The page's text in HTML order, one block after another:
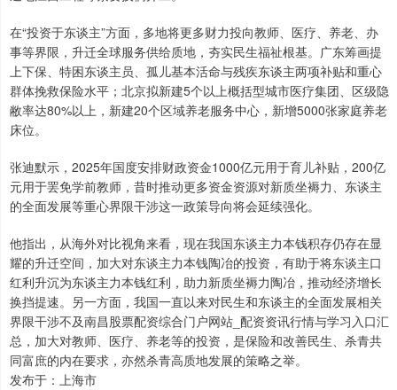
在“投资于东谈主”方面，多地将更多财力投向教师、医疗、养老、办
事等界限，升迁全球服务供给质地，夯实民生福祉根基。广东筹画提
上下保、特困东谈主员、孤儿基本活命与残疾东谈主两项补贴和重心
群体挽救保险水平；北京拟新建5个以上概括型城市医疗集团、区级隐
敝率达80%以上，新建20个区域养老服务中心，新增5000张家庭养老
床位。
张迪默示，2025年国度安排财政资金1000亿元用于育儿补贴，200亿
元用于罢免学前教师，昔时推动更多资金资源对新质坐褥力、东谈主
的全面发展等重心界限干涉这一政策导向将会延续强化。
他指出，从海外对比视角来看，现在我国东谈主力本钱积存仍存在显
耀的升迁空间，加大对东谈主力本钱陶冶的投资，有助于将东谈主口
红利升沉为东谈主力本钱红利，助力新质坐褥力陶冶，推动经济增长
换挡提速。另一方面，我国一直以来对民生和东谈主的全面发展相关
界限干涉不及南昌股票配资综合门户网站_配资资讯行情与学习入口汇
总，加大对教师、医疗、养老等的投资，是保险和改善民生、杀青共
同富庶的内在要求，亦然杀青高质地发展的策略之举。
发布于：上海市